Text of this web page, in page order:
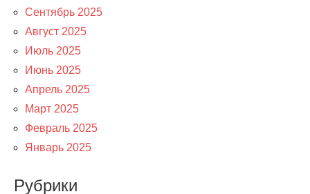
Сентябрь 2025
Август 2025
Июль 2025
Июнь 2025
Апрель 2025
Март 2025
Февраль 2025
Январь 2025
Рубрики